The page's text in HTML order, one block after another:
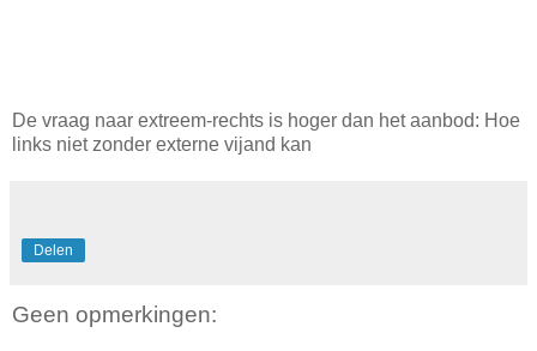
De vraag naar extreem-rechts is hoger dan het aanbod: Hoe
links niet zonder externe vijand kan
Delen
Geen opmerkingen: